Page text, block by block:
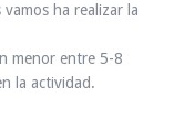
ha realizar la
menor entre 5-8
la actividad.